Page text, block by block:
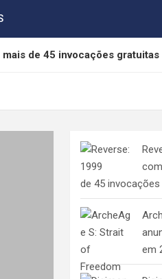
de 45 invocações gratuitas
2027
na proteção aos
de 45
em